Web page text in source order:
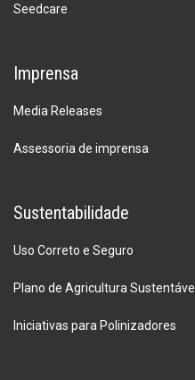
Seedcare
Imprensa
Media Releases
Assessoria de imprensa
Sustentabilidade
Uso Correto e Seguro
Plano de Agricultura Sustentável
Iniciativas para Polinizadores